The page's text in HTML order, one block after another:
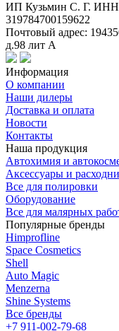
ИП Кузьмин C. Г.
319784700159622
Почтовый адрес:
д.98 лит А
Информация
О компании
Наши дилеры
Доставка и оплата
Новости
Контакты
Наша продукция
Автохимия и
Аксессуары и
Все для полировки
Оборудование
Все для малярных
Популярные бренды
Himprofline
Space Cosmetics
Shell
Auto Magic
Menzerna
Shine Systems
Все бренды
+7 911-002-79-68